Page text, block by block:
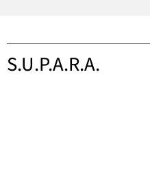
S.U.P.A.R.A.